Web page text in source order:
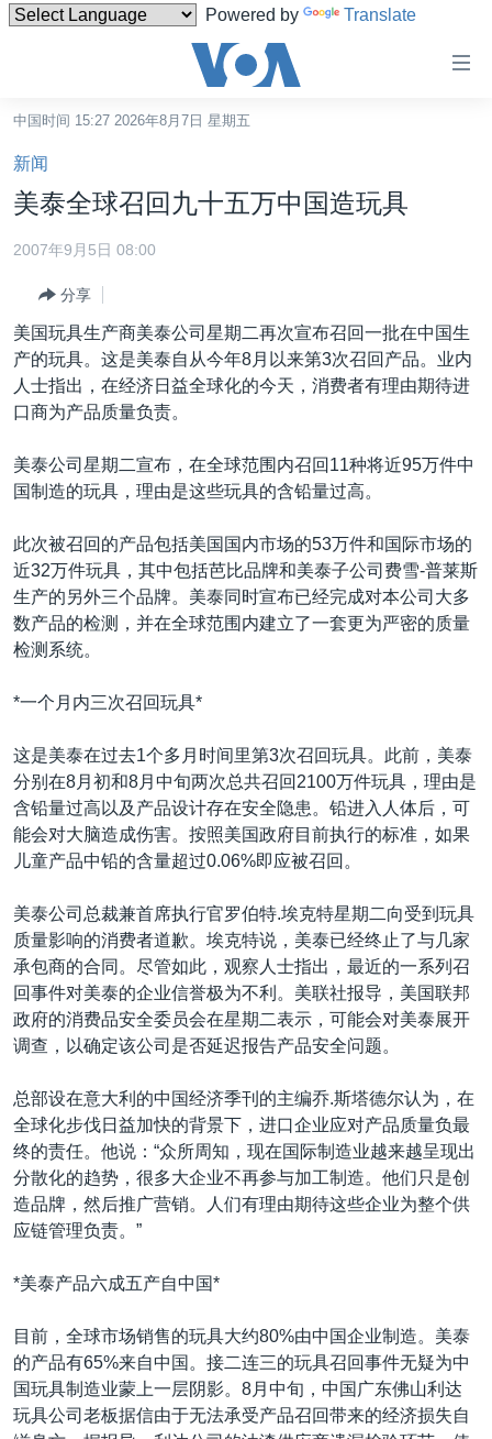
Powered by Translate
碍
链
接
跳
转
容
跳
到
航
跳
检
港澳
国际
最新国际新闻
印太
中东
欧洲
非洲
美洲
全球议题
分类新闻
经济·金融·贸易
人权·法律·宗教
科教·文娱·体健
军事
劳工
环境
美中关系
热点专题
白宫要闻
国会报道
美中关系
美国建国250周年
埃博拉疫情
美国之音专访
台海两岸关系
南中国海争端
关注西藏
GEN Z 看美国
VOA视频
VOA今日焦点
中文广播
关注我们
其他语言网站
中国时间 15:27 2026年8月7日 星期五
新闻
美泰全球召回九十五万中国造玩具
2007年9月5日 08:00
分享
美国玩具生产商美泰公司星期二再次宣布召回一批在中国生
产的玩具。这是美泰自从今年8月以来第3次召回产品。业内
人士指出，在经济日益全球化的今天，消费者有理由期待进
口商为产品质量负责。
美泰公司星期二宣布，在全球范围内召回11种将近95万件中
国制造的玩具，理由是这些玩具的含铅量过高。
此次被召回的产品包括美国国内市场的53万件和国际市场的
近32万件玩具，其中包括芭比品牌和美泰子公司费雪-普莱斯
生产的另外三个品牌。美泰同时宣布已经完成对本公司大多
数产品的检测，并在全球范围内建立了一套更为严密的质量
检测系统。
*一个月内三次召回玩具*
这是美泰在过去1个多月时间里第3次召回玩具。此前，美泰
分别在8月初和8月中旬两次总共召回2100万件玩具，理由是
含铅量过高以及产品设计存在安全隐患。铅进入人体后，可
能会对大脑造成伤害。按照美国政府目前执行的标准，如果
儿童产品中铅的含量超过0.06%即应被召回。
美泰公司总裁兼首席执行官罗伯特.埃克特星期二向受到玩具
质量影响的消费者道歉。埃克特说，美泰已经终止了与几家
承包商的合同。尽管如此，观察人士指出，最近的一系列召
回事件对美泰的企业信誉极为不利。美联社报导，美国联邦
政府的消费品安全委员会在星期二表示，可能会对美泰展开
调查，以确定该公司是否延迟报告产品安全问题。
总部设在意大利的中国经济季刊的主编乔.斯塔德尔认为，在
全球化步伐日益加快的背景下，进口企业应对产品质量负最
终的责任。他说：“众所周知，现在国际制造业越来越呈现出
分散化的趋势，很多大企业不再参与加工制造。他们只是创
造品牌，然后推广营销。人们有理由期待这些企业为整个供
应链管理负责。”
*美泰产品六成五产自中国*
目前，全球市场销售的玩具大约80%由中国企业制造。美泰
的产品有65%来自中国。接二连三的玩具召回事件无疑为中
国玩具制造业蒙上一层阴影。8月中旬，中国广东佛山利达
玩具公司老板据信由于无法承受产品召回带来的经济损失自